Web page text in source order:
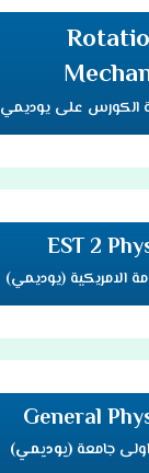
الكورس على يوديمي
EST 2
الامريكية (يوديمي)
General
جامعة (يوديمي)